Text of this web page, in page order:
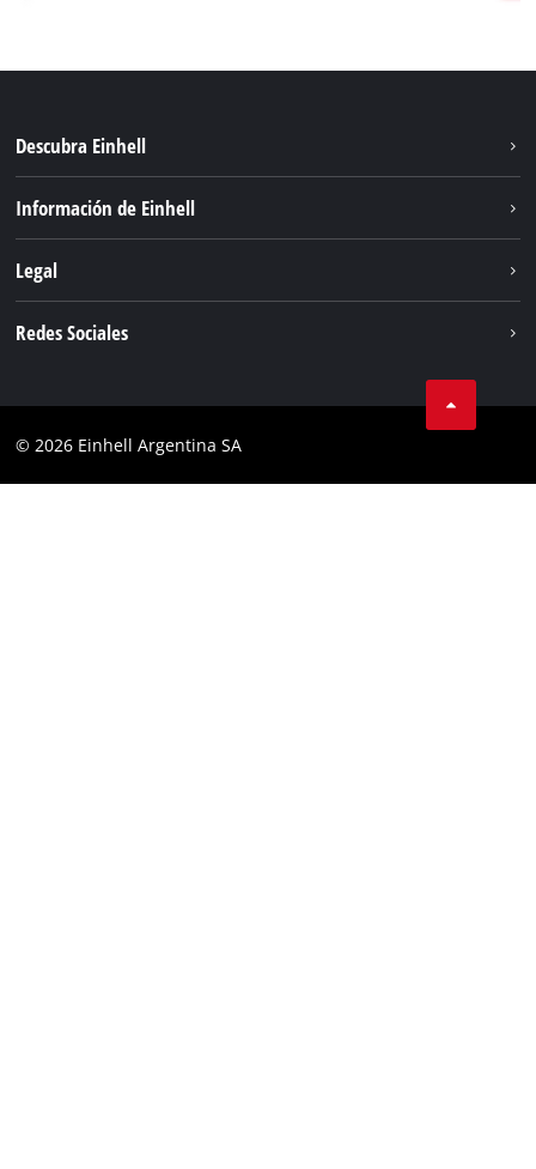
Descubra Einhell
Servicio
Información de Einhell
Einhell global
Legal
Cumplimiento
Redes Sociales
Instagram
© 2026 Einhell Argentina SA